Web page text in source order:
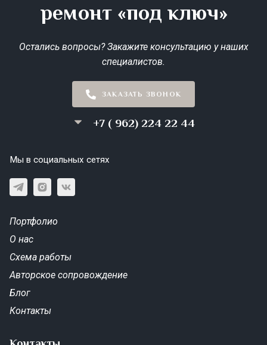
ремонт «под ключ»
Остались вопросы? Закажите консультацию у наших
специалистов.
ЗАКАЗАТЬ ЗВОНОК
+7 ( 962) 224 22 44
Мы в социальных сетях
Портфолио
О нас
Схема работы
Авторское сопровождение
Блог
Контакты